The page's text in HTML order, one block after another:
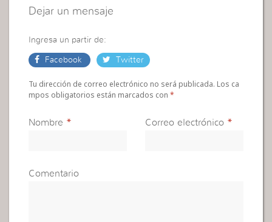
Dejar un mensaje
Ingresa un partir de:
Facebook Twitter
Tu dirección de correo electrónico no será publicada. Los ca
mpos obligatorios están marcados con*
Nombre * Correo electrónico *
Comentario